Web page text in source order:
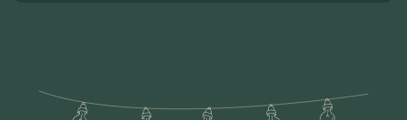
МОСКОВСКАЯ ОБЛАСТЬ,
НОВОРИЖСКОЕ ШОССЕ, Д.